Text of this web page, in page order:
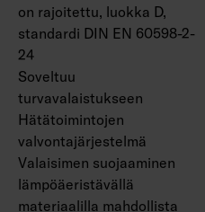
on rajoitettu, luokka D,
standardi DIN EN 60598-2-
24
Soveltuu
turvavalaistukseen
Hätätoimintojen
valvontajärjestelmä
Valaisimen suojaaminen
lämpöäeristävällä
materiaalilla mahdollista